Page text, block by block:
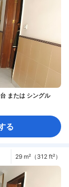
または シングル
る
29 m²（312 ft²）